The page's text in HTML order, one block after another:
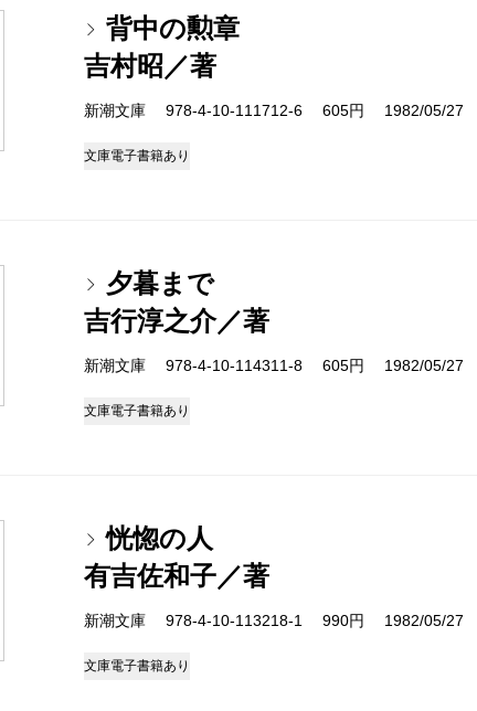
背中の勲章
吉村昭／著
新潮文庫 978-4-10-111712-6 605円 1982/05/27
文庫電子書籍あり
夕暮まで
吉行淳之介／著
新潮文庫 978-4-10-114311-8 605円 1982/05/27
文庫電子書籍あり
恍惚の人
有吉佐和子／著
新潮文庫 978-4-10-113218-1 990円 1982/05/27
文庫電子書籍あり